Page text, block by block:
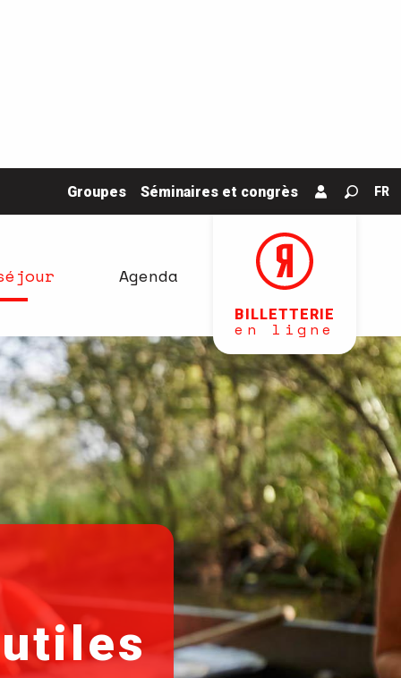
Groupes Séminaires et congrès FR
BILLETTERIE
en ligne
Agenda